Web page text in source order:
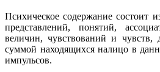
Психическое содержание состоит
представлений, понятий,
величин, чувствований и чувств,
суммой находящихся налицо в
импульсов.